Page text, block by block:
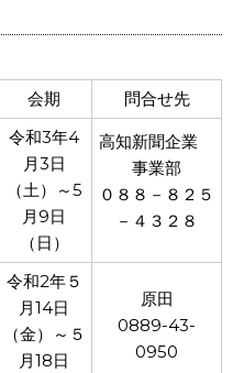
会期 問合せ先
令和3年4
月3日
（土）～5
月9日
（日）
高知新聞企業
事業部
０８８－８２５
－４３２８
令和2年５
月14日
（金）～５
月18日
原田
0889-43-
0950